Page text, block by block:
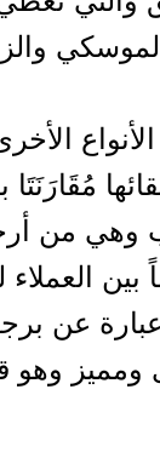
مُقَارَنَتَا
وهي من
عن